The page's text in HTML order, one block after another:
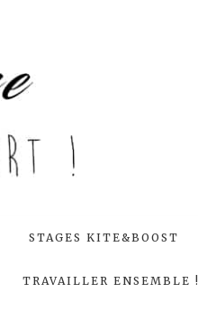
STAGES KITE&BOOST
TRAVAILLER ENSEMBLE !